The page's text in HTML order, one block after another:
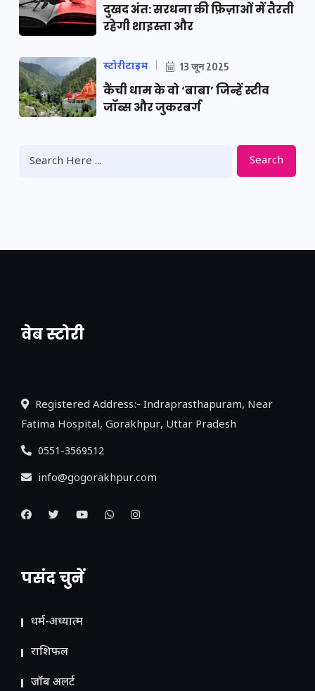
दुखद अंत: सरधना की फ़िज़ाओं में तैरती
रहेगी शाइस्ता और
स्टोरीटाइम 13 जून 2025
कैंची धाम के वो ‘बाबा’ जिन्हें स्टीव
जॉब्स और जुकरबर्ग
Search
वेब स्टोरी
नया एक्सप्रेसवे: पूर्वांचल का लक, डेवलपमेंट का
Registered Address:- Indraprasthapuram, Near
Fatima Hospital, Gorakhpur, Uttar Pradesh
0551-3569512
info@gogorakhpur.com
पसंद चुनें
धर्म-अध्यात्म
राशिफल
जॉब अलर्ट